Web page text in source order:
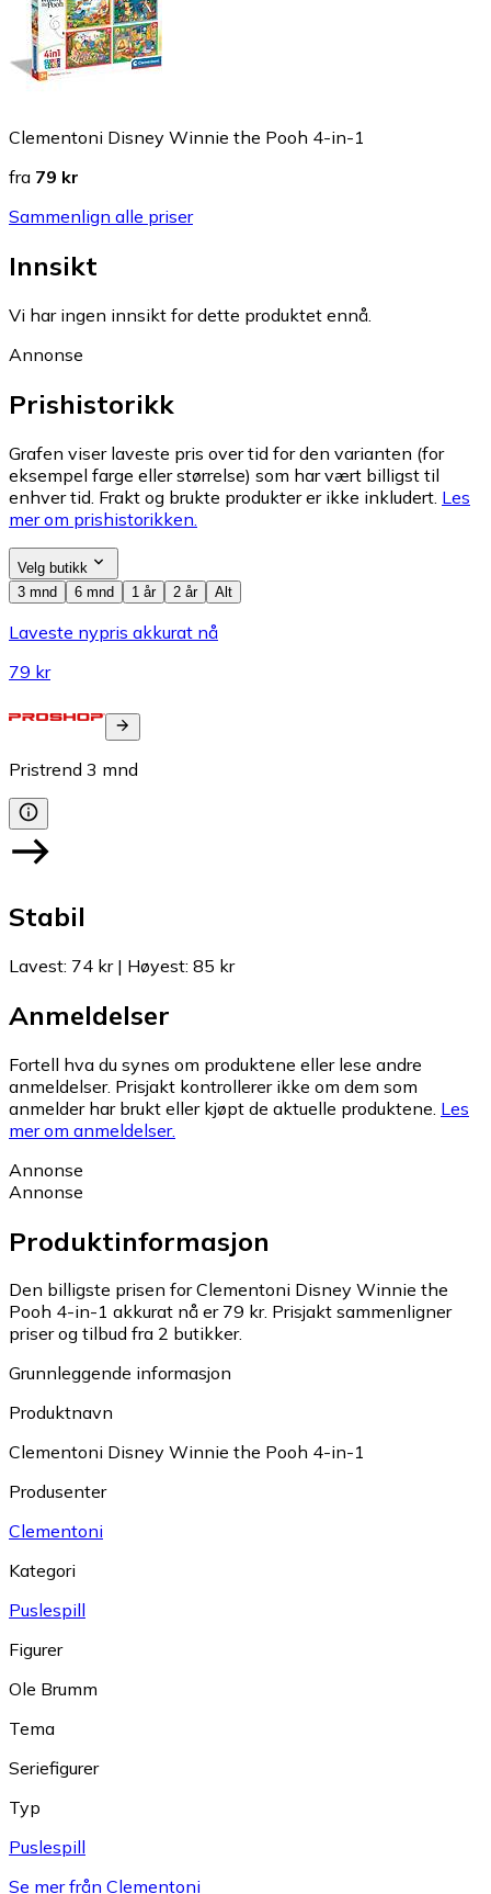
Clementoni Disney Winnie the Pooh 4-in-1
fra 79 kr
Sammenlign alle priser
Innsikt
Vi har ingen innsikt for dette produktet ennå.
Annonse
Prishistorikk
Grafen viser laveste pris over tid for den varianten (for
eksempel farge eller størrelse) som har vært billigst til
enhver tid. Frakt og brukte produkter er ikke inkludert. Les
mer om prishistorikken.
Velg butikk
3 mnd
6 mnd 1 år 2 år Alt
Laveste nypris akkurat nå
79 kr
Pristrend 3 mnd
Stabil
Lavest: 74 kr| Høyest: 85 kr
Anmeldelser
Fortell hva du synes om produktene eller lese andre
anmeldelser. Prisjakt kontrollerer ikke om dem som
anmelder har brukt eller kjøpt de aktuelle produktene. Les
mer om anmeldelser.
Annonse
Annonse
Produktinformasjon
Den billigste prisen for Clementoni Disney Winnie the
Pooh 4-in-1 akkurat nå er 79 kr. Prisjakt sammenligner
priser og tilbud fra 2 butikker.
Grunnleggende informasjon
Produktnavn
Clementoni Disney Winnie the Pooh 4-in-1
Produsenter
Clementoni
Kategori
Puslespill
Figurer
Ole Brumm
Tema
Seriefigurer
Typ
Puslespill
Se mer från Clementoni